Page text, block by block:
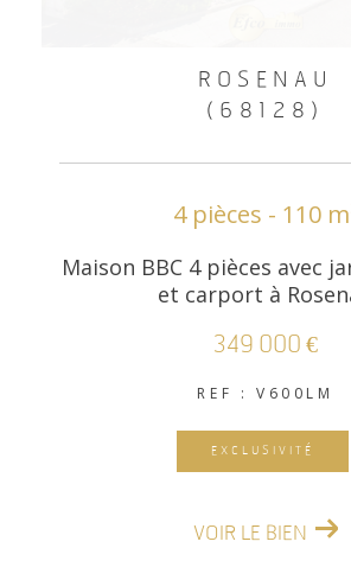
ROSENAU
(68128)
4 pièces - 110
Maison BBC 4 pièces avec
et carport à
349 000 €
REF : V600LM
EXCLUSIVITÉ
VOIR LE BIEN